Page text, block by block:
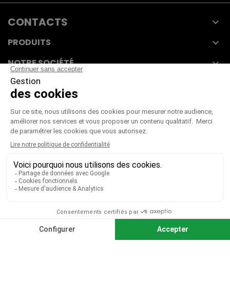
CONTACTS 
PRODUITS 
NOTRE SOCIÉTÉ 
VOTRE COMPTE
CGV|CGU |Mentions légales
Paiement sécurisé
Télécharger notre catalogue
© 2026 TOUS DROITS RÉSERVÉS MIEUX VOIR